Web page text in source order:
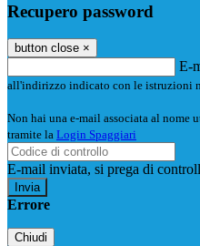
Recupero password
button close ×
E-
all'indirizzo indicato con le istruzioni
Non hai una e-mail associata al nome
tramite la Login Spaggiari
E-mail inviata, si prega di
Errore
Chiudi